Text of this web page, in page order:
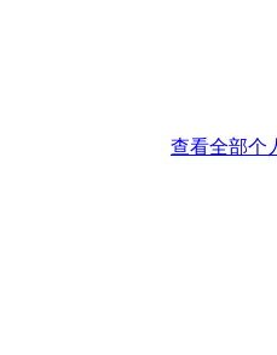
查看全部个